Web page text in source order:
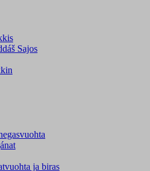
Sajos
ja biras